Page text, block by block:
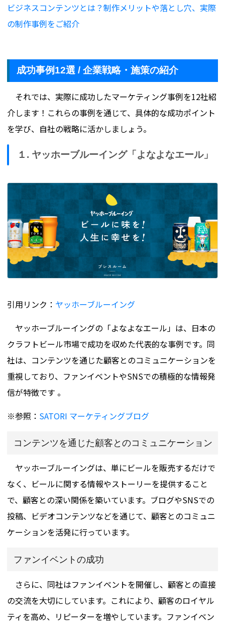
ビジネスコンテンツとは？制作メリットや落とし穴、実際
の制作事例をご紹介
成功事例12選 / 企業戦略・施策の紹介
それでは、実際に成功したマーケティング事例を12社紹
介します！これらの事例を通じて、具体的な成功ポイント
を学び、自社の戦略に活かしましょう。
１. ヤッホーブルーイング「よなよなエール」
引用リンク： ヤッホーブルーイング
ヤッホーブルーイングの「よなよなエール」は、日本の
クラフトビール市場で成功を収めた代表的な事例です。同
社は、コンテンツを通じた顧客とのコミュニケーションを
重視しており、ファンイベントやSNSでの積極的な情報発
信が特徴です​ 。
※参照： SATORI マーケティングブログ
コンテンツを通じた顧客とのコミュニケーション
ヤッホーブルーイングは、単にビールを販売するだけで
なく、ビールに関する情報やストーリーを提供すること
で、顧客との深い関係を築いています。ブログやSNSでの
投稿、ビデオコンテンツなどを通じて、顧客とのコミュニ
ケーションを活発に行っています。
ファンイベントの成功
さらに、同社はファンイベントを開催し、顧客との直接
の交流を大切にしています。これにより、顧客のロイヤル
ティを高め、リピーターを増やしています。ファンイベン